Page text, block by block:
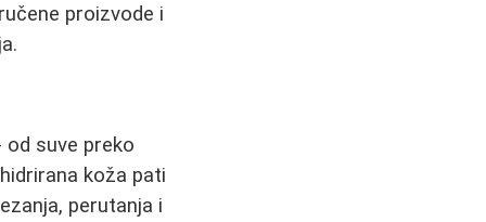
proizvode i
suve preko
koža pati
perutanja i